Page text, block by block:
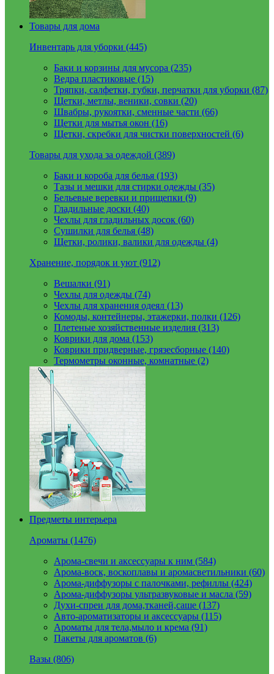
Товары для дома
Инвентарь для уборки (445)
Баки и корзины для мусора (235)
Ведра пластиковые (15)
Тряпки, салфетки, губки, перчатки для уборки (87)
Щетки, метлы, веники, совки (20)
Швабры, рукоятки, сменные части (66)
Щетки для мытья окон (16)
Щетки, скребки для чистки поверхностей (6)
Товары для ухода за одеждой (389)
Баки и короба для белья (193)
Тазы и мешки для стирки одежды (35)
Бельевые веревки и прищепки (9)
Гладильные доски (40)
Чехлы для гладильных досок (60)
Сушилки для белья (48)
Щетки, ролики, валики для одежды (4)
Хранение, порядок и уют (912)
Вешалки (91)
Чехлы для одежды (74)
Чехлы для хранения одеял (13)
Комоды, контейнеры, этажерки, полки (126)
Плетеные хозяйственные изделия (313)
Коврики для дома (153)
Коврики придверные, грязесборные (140)
Термометры оконные, комнатные (2)
Предметы интерьера
Ароматы (1476)
Арома-свечи и аксессуары к ним (584)
Арома-воск, воскоплавы и аромасветильники (60)
Арома-диффузоры с палочками, рефиллы (424)
Арома-диффузоры ультразвуковые и масла (59)
Духи-спреи для дома,тканей,саше (137)
Авто-ароматизаторы и аксессуары (115)
Ароматы для тела,мыло и крема (91)
Пакеты для ароматов (6)
Вазы (806)